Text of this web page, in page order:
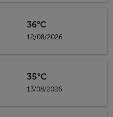
36°C
12/08/2026
35°C
13/08/2026